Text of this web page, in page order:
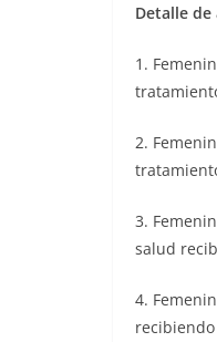
Detalle
1.
2.
3.
salud
4.